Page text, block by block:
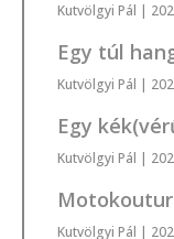
Kutvölgyi Pál |
Egy túl
Kutvölgyi Pál |
Egy
Kutvölgyi Pál |
Kutvölgyi Pál |